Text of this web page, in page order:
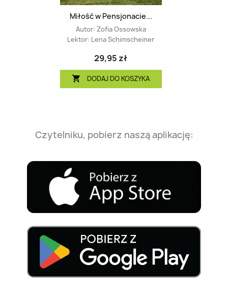
Miłość w Pensjonacie...
Autor: Zofia Ossowska
Lektor: Lena Schimscheiner
29,95 zł
 DODAJ DO KOSZYKA
Czytelniku, pobierz naszą aplikację: